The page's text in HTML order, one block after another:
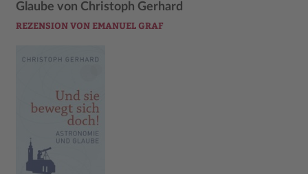
Glaube von Christoph Gerhard
REZENSION VON EMANUEL GRAF